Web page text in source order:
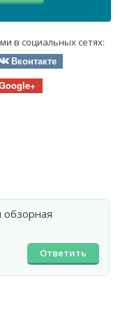
в социальных сетях:
Вконтакте
обзорная
Ответить